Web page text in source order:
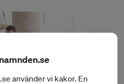
använder vi kakor. En